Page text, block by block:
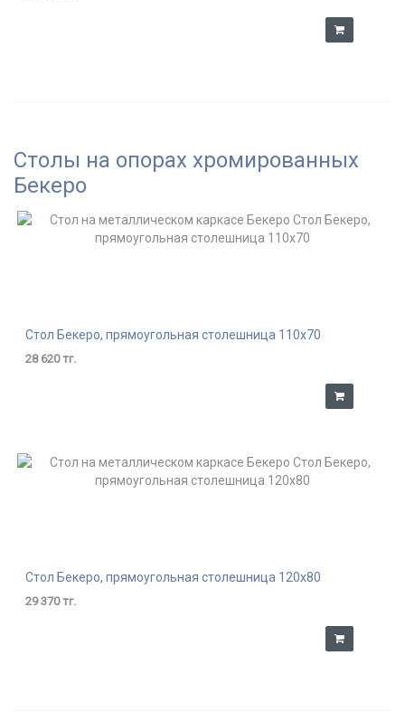
Столы на опорах хромированных
Бекеро
Стол Бекеро, прямоугольная столешница 110х70
28 620 тг.
Стол Бекеро, прямоугольная столешница 120х80
29 370 тг.